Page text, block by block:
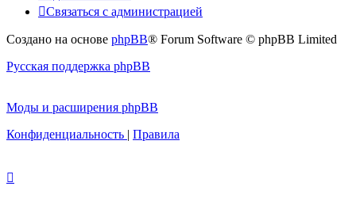
Связаться с администрацией
Создано на основе phpBB® Forum Software © phpBB Limited
Русская поддержка phpBB
Моды и расширения phpBB
Конфиденциальность | Правила